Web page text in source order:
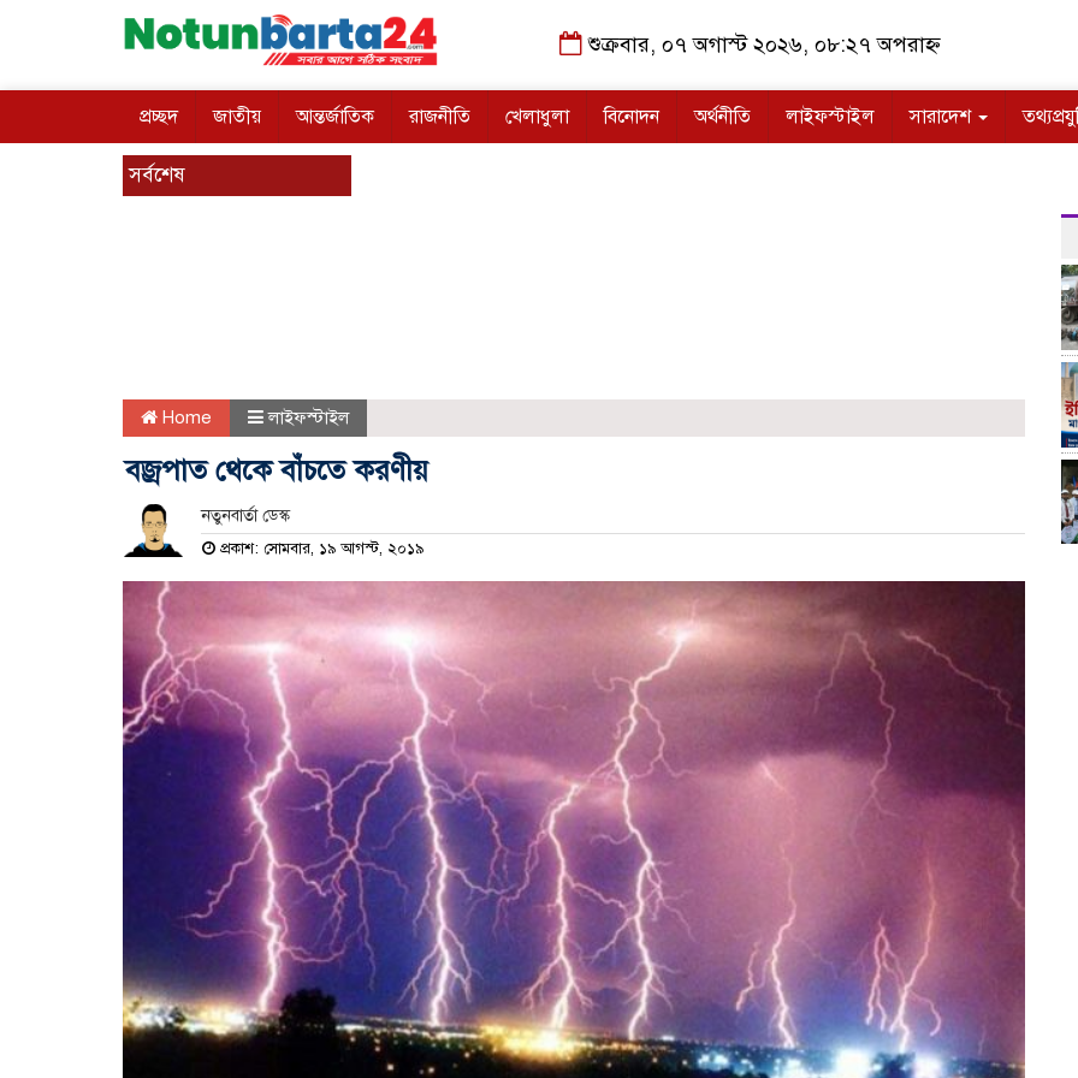
শুক্রবার, ০৭ অগাস্ট ২০২৬, ০৮:২৭ অপরাহ্ন
প্রচ্ছদ জাতীয় আন্তর্জাতিক রাজনীতি খেলাধুলা বিনোদন অর্থনীতি লাইফস্টাইল সারাদেশ
সর্বশেষ
Home লাইফস্টাইল
বজ্রপাত থেকে বাঁচতে করণীয়
নতুনবার্তা ডেস্ক
প্রকাশ: সোমবার, ১৯ আগস্ট, ২০১৯